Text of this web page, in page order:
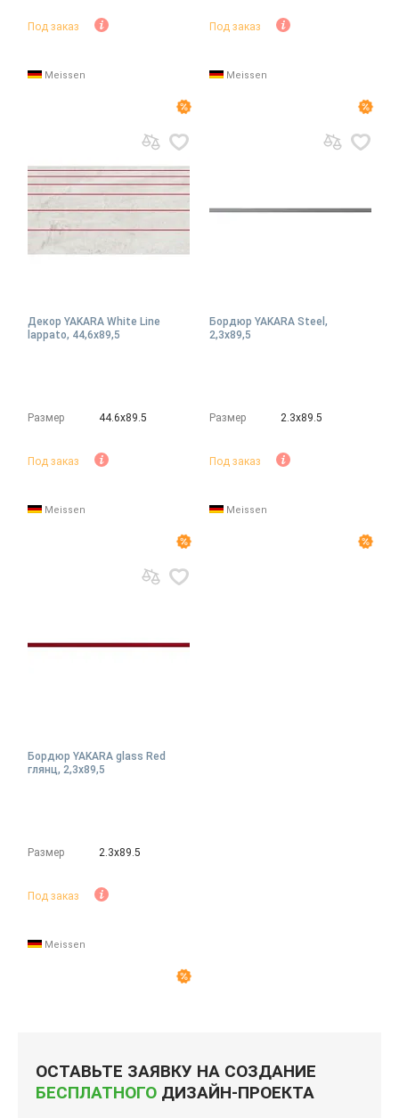
Под заказ
Meissen
Под заказ
Meissen
Декор YAKARA White Line
lappato, 44,6x89,5
Размер 44.6х89.5
Под заказ
Meissen
Бордюр YAKARA Steel,
2,3x89,5
Размер 2.3х89.5
Под заказ
Meissen
Бордюр YAKARA glass Red
глянц, 2,3x89,5
Размер 2.3х89.5
Под заказ
Meissen
ОСТАВЬТЕ ЗАЯВКУ НА СОЗДАНИЕ
БЕСПЛАТНОГО ДИЗАЙН-ПРОЕКТА